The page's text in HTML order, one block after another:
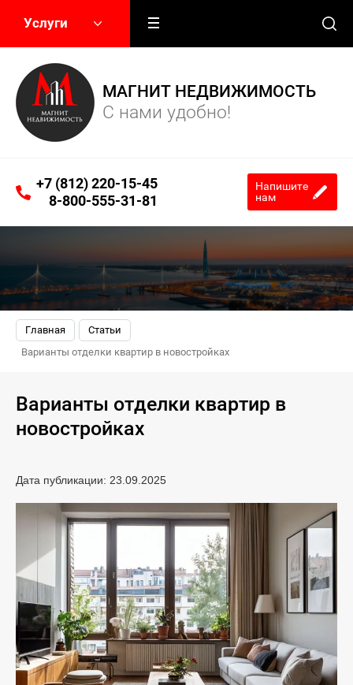
Услуги
МАГНИТ НЕДВИЖИМОСТЬ
С нами удобно!
+7 (812) 220-15-45
8-800-555-31-81
Напишите
нам
Главная
Статьи
Варианты отделки квартир в новостройках
Варианты отделки квартир в
новостройках
Дата публикации: 23.09.2025